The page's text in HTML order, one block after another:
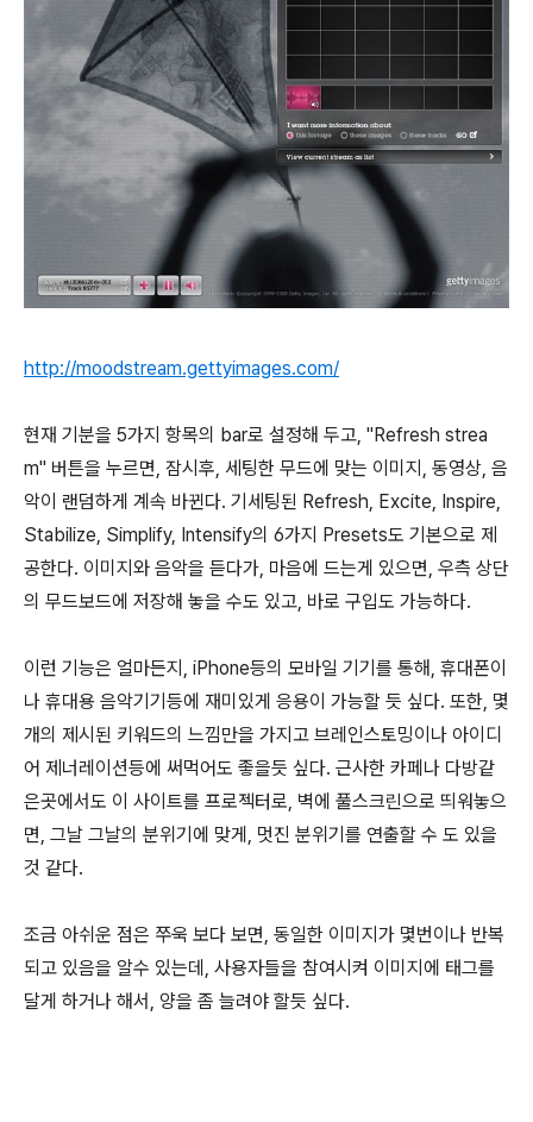
http://moodstream.gettyimages.com/
현재 기분을 5가지 항목의 bar로 설정해 두고, "Refresh strea
m" 버튼을 누르면, 잠시후, 세팅한 무드에 맞는 이미지, 동영상, 음
악이 랜덤하게 계속 바뀐다. 기세팅된 Refresh, Excite, Inspire,
Stabilize, Simplify, Intensify의 6가지 Presets도 기본으로 제
공한다. 이미지와 음악을 듣다가, 마음에 드는게 있으면, 우측 상단
의 무드보드에 저장해 놓을 수도 있고, 바로 구입도 가능하다.
이런 기능은 얼마든지, iPhone등의 모바일 기기를 통해, 휴대폰이
나 휴대용 음악기기등에 재미있게 응용이 가능할 듯 싶다. 또한, 몇
개의 제시된 키워드의 느낌만을 가지고 브레인스토밍이나 아이디
어 제너레이션등에 써먹어도 좋을듯 싶다. 근사한 카페나 다방같
은곳에서도 이 사이트를 프로젝터로, 벽에 풀스크린으로 띄워놓으
면, 그날 그날의 분위기에 맞게, 멋진 분위기를 연출할 수 도 있을
것 같다.
조금 아쉬운 점은 쭈욱 보다 보면, 동일한 이미지가 몇번이나 반복
되고 있음을 알수 있는데, 사용자들을 참여시켜 이미지에 태그를
달게 하거나 해서, 양을 좀 늘려야 할듯 싶다.